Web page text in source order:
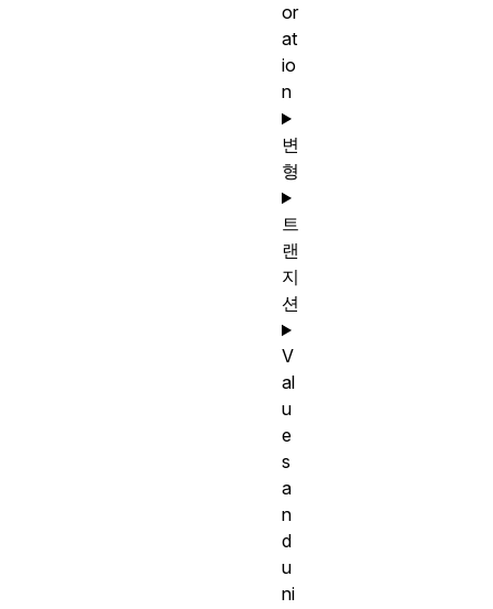
or
at
io
n
변
형
트
랜
지
션
V
al
u
e
s
a
n
d
u
ni